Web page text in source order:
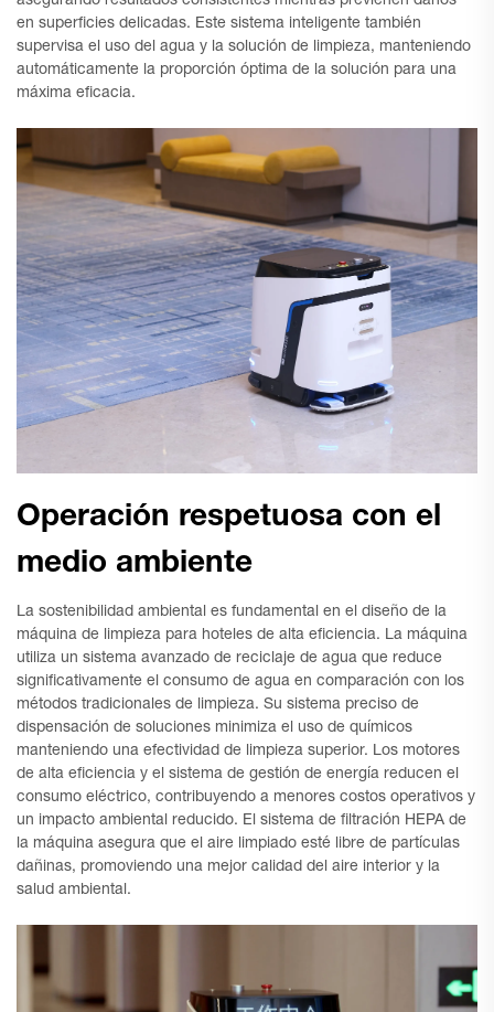
en superficies delicadas. Este sistema inteligente también
supervisa el uso del agua y la solución de limpieza, manteniendo
automáticamente la proporción óptima de la solución para una
máxima eficacia.
Operación respetuosa con el
medio ambiente
La sostenibilidad ambiental es fundamental en el diseño de la
máquina de limpieza para hoteles de alta eficiencia. La máquina
utiliza un sistema avanzado de reciclaje de agua que reduce
significativamente el consumo de agua en comparación con los
métodos tradicionales de limpieza. Su sistema preciso de
dispensación de soluciones minimiza el uso de químicos
manteniendo una efectividad de limpieza superior. Los motores
de alta eficiencia y el sistema de gestión de energía reducen el
consumo eléctrico, contribuyendo a menores costos operativos y
un impacto ambiental reducido. El sistema de filtración HEPA de
la máquina asegura que el aire limpiado esté libre de partículas
dañinas, promoviendo una mejor calidad del aire interior y la
salud ambiental.